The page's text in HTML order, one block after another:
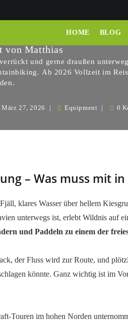
HOME BLOG
von Matthias
und gerne draußen
Ab 2026 Vollzeit im
März 27, 2026 Equipment 0
– Was muss mit
klares Wasser über hellem
unterwegs ist, erlebt Wildnis auf
und Paddeln zu einem der
der Fluss wird zur Route, und
könnte. Ganz wichtig ist im
Touren im hohen Norden